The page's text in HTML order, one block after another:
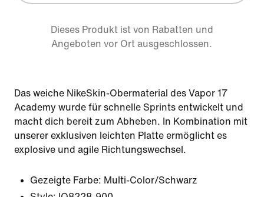
Dieses Produkt ist von Rabatten und
Angeboten vor Ort ausgeschlossen.
Das weiche NikeSkin-Obermaterial des Vapor 17
Academy wurde für schnelle Sprints entwickelt und
macht dich bereit zum Abheben. In Kombination mit
unserer exklusiven leichten Platte ermöglicht es
explosive und agile Richtungswechsel.
Gezeigte Farbe: Multi-Color/Schwarz